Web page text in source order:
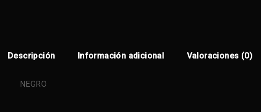
Descripción Información adicional Valoraciones (0)
NEGRO